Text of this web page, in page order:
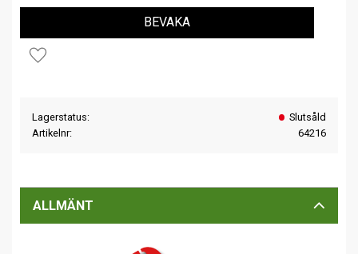
Lägg till i favoriter
BEVAKA
Lagerstatus
Slutsåld
Artikelnr
64216
ALLMÄNT